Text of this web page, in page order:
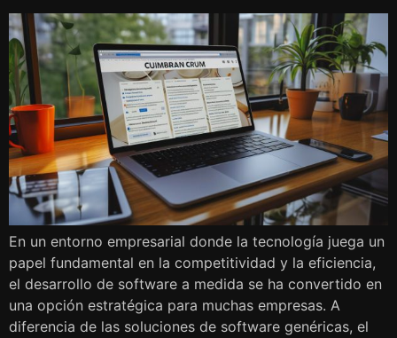
En un entorno empresarial donde la tecnología juega un
papel fundamental en la competitividad y la eficiencia,
el desarrollo de software a medida se ha convertido en
una opción estratégica para muchas empresas. A
diferencia de las soluciones de software genéricas, el